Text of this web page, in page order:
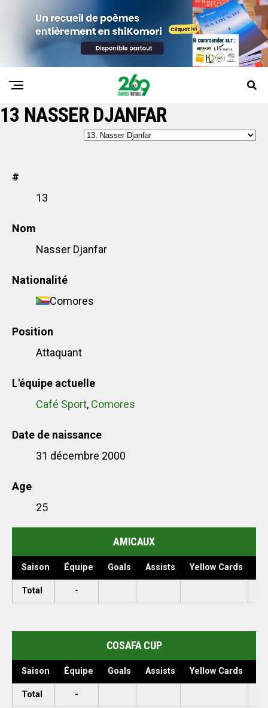
13 NASSER DJANFAR
#
13
Nom
Nasser Djanfar
Nationalité
Comores
Position
Attaquant
L'équipe actuelle
Café Sport, Comores
Date de naissance
31 décembre 2000
Age
25
AMICAUX
Saison Équipe Goals Assists Yellow Cards
Total -
COSAFA CUP
Saison Équipe Goals Assists Yellow Cards
Total -